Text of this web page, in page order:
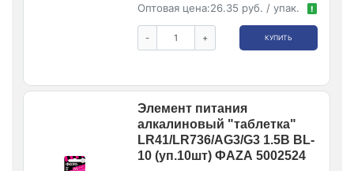
Оптовая цена:26.35 руб. / упак. !
- + КУПИТЬ
Элемент питания
алкалиновый "таблетка"
LR41/LR736/AG3/G3 1.5В BL-
10 (уп.10шт) ФАZА 5002524